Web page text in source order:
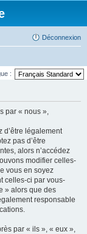
Déconnexion
:
par « nous »,
d’être légalement
pas d’être
alors n’accédez
modifier celles-
vous en soyez
celles-ci par vous-
» alors que des
responsable
par « ils », « eux »,